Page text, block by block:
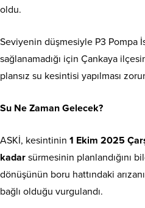
oldu.
Seviyenin düşmesiyle P3 Pompa
sağlanamadığı için Çankaya
plansız su kesintisi yapılması
Su Ne Zaman Gelecek?
ASKİ, kesintinin 1 Ekim 2025
kadar sürmesinin planlandığını
dönüşünün boru hattındaki
bağlı olduğu vurgulandı.